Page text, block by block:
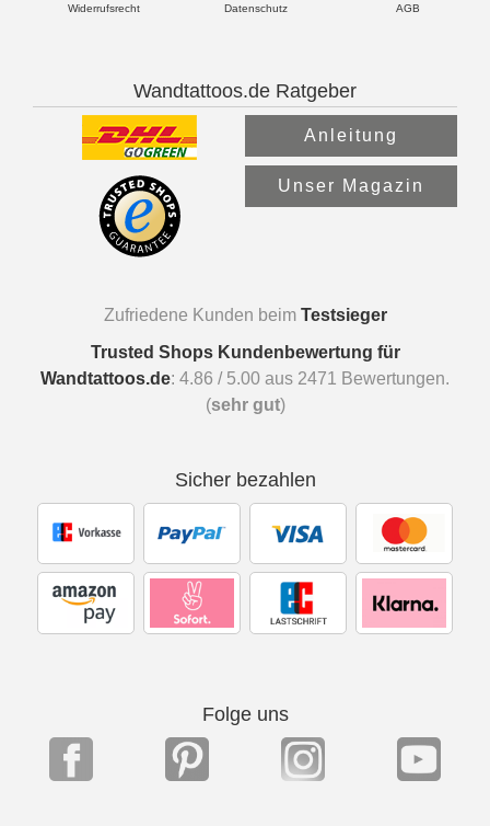
Widerrufsrecht Datenschutz AGB
Wandtattoos.de Ratgeber
Anleitung
Unser Magazin
Zufriedene Kunden beim Testsieger
Trusted Shops Kundenbewertung für
Wandtattoos.de: 4.86 / 5.00 aus 2471
Bewertungen.
(sehr gut)
Sicher bezahlen
Folge uns